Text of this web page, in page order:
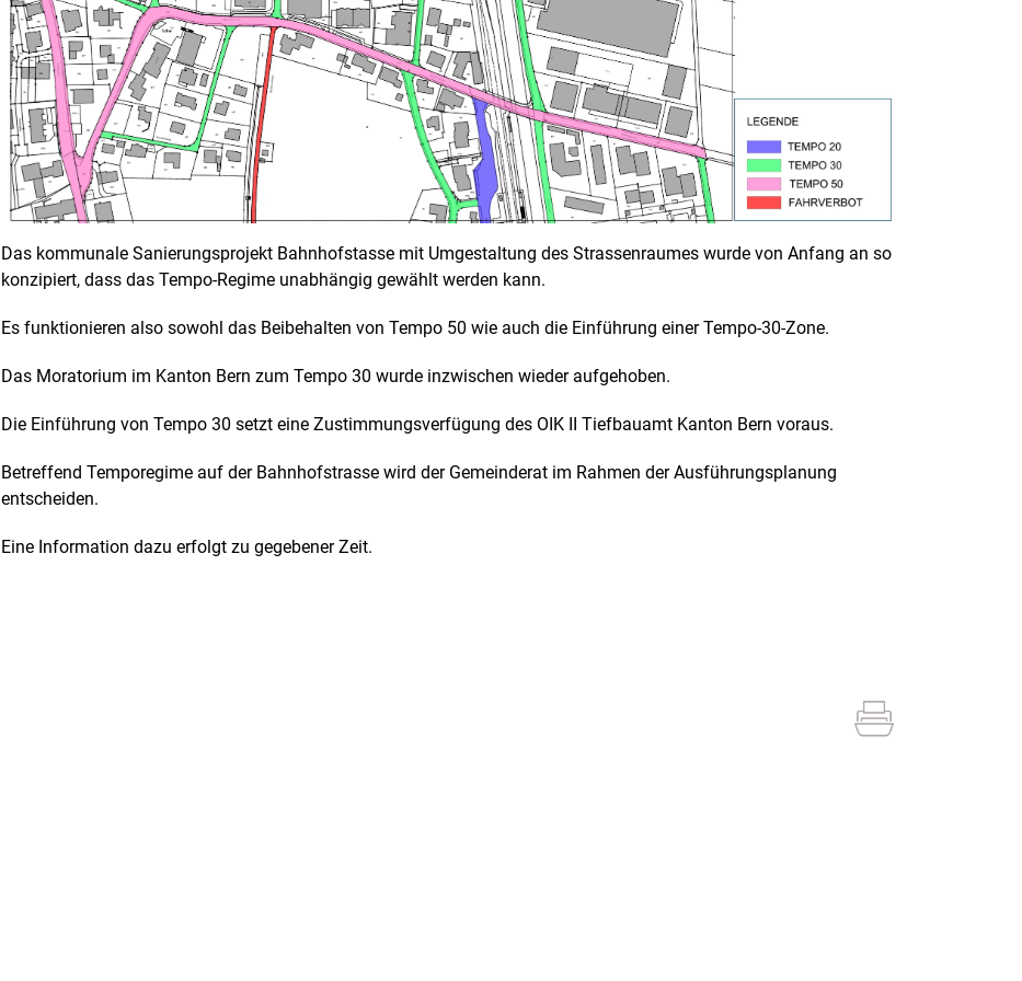
Das kommunale Sanierungsprojekt Bahnhofstasse mit Umgestaltung des Strassenraumes wurde von Anfang an so
konzipiert, dass das Tempo-Regime unabhängig gewählt werden kann.
Es funktionieren also sowohl das Beibehalten von Tempo 50 wie auch die Einführung einer Tempo-30-Zone.
Das Moratorium im Kanton Bern zum Tempo 30 wurde inzwischen wieder aufgehoben.
Die Einführung von Tempo 30 setzt eine Zustimmungsverfügung des OIK II Tiefbauamt Kanton Bern voraus.
Betreffend Temporegime auf der Bahnhofstrasse wird der Gemeinderat im Rahmen der Ausführungsplanung
entscheiden.
Eine Information dazu erfolgt zu gegebener Zeit.